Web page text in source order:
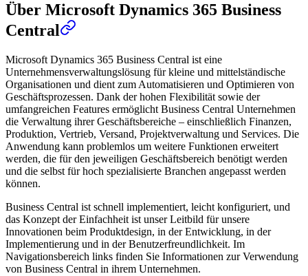
Über Microsoft Dynamics 365 Business
Central
Microsoft Dynamics 365 Business Central ist eine
Unternehmensverwaltungslösung für kleine und mittelständische
Organisationen und dient zum Automatisieren und Optimieren von
Geschäftsprozessen. Dank der hohen Flexibilität sowie der
umfangreichen Features ermöglicht Business Central Unternehmen
die Verwaltung ihrer Geschäftsbereiche – einschließlich Finanzen,
Produktion, Vertrieb, Versand, Projektverwaltung und Services. Die
Anwendung kann problemlos um weitere Funktionen erweitert
werden, die für den jeweiligen Geschäftsbereich benötigt werden
und die selbst für hoch spezialisierte Branchen angepasst werden
können.
Business Central ist schnell implementiert, leicht konfiguriert, und
das Konzept der Einfachheit ist unser Leitbild für unsere
Innovationen beim Produktdesign, in der Entwicklung, in der
Implementierung und in der Benutzerfreundlichkeit. Im
Navigationsbereich links finden Sie Informationen zur Verwendung
von Business Central in ihrem Unternehmen.